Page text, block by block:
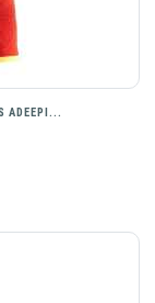
ADEEPI...